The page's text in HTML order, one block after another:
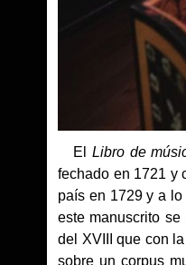
El Libro de
fechado en 1721 y
país en 1729 y a
este manuscrito se
del XVIII que con
sobre un corpus